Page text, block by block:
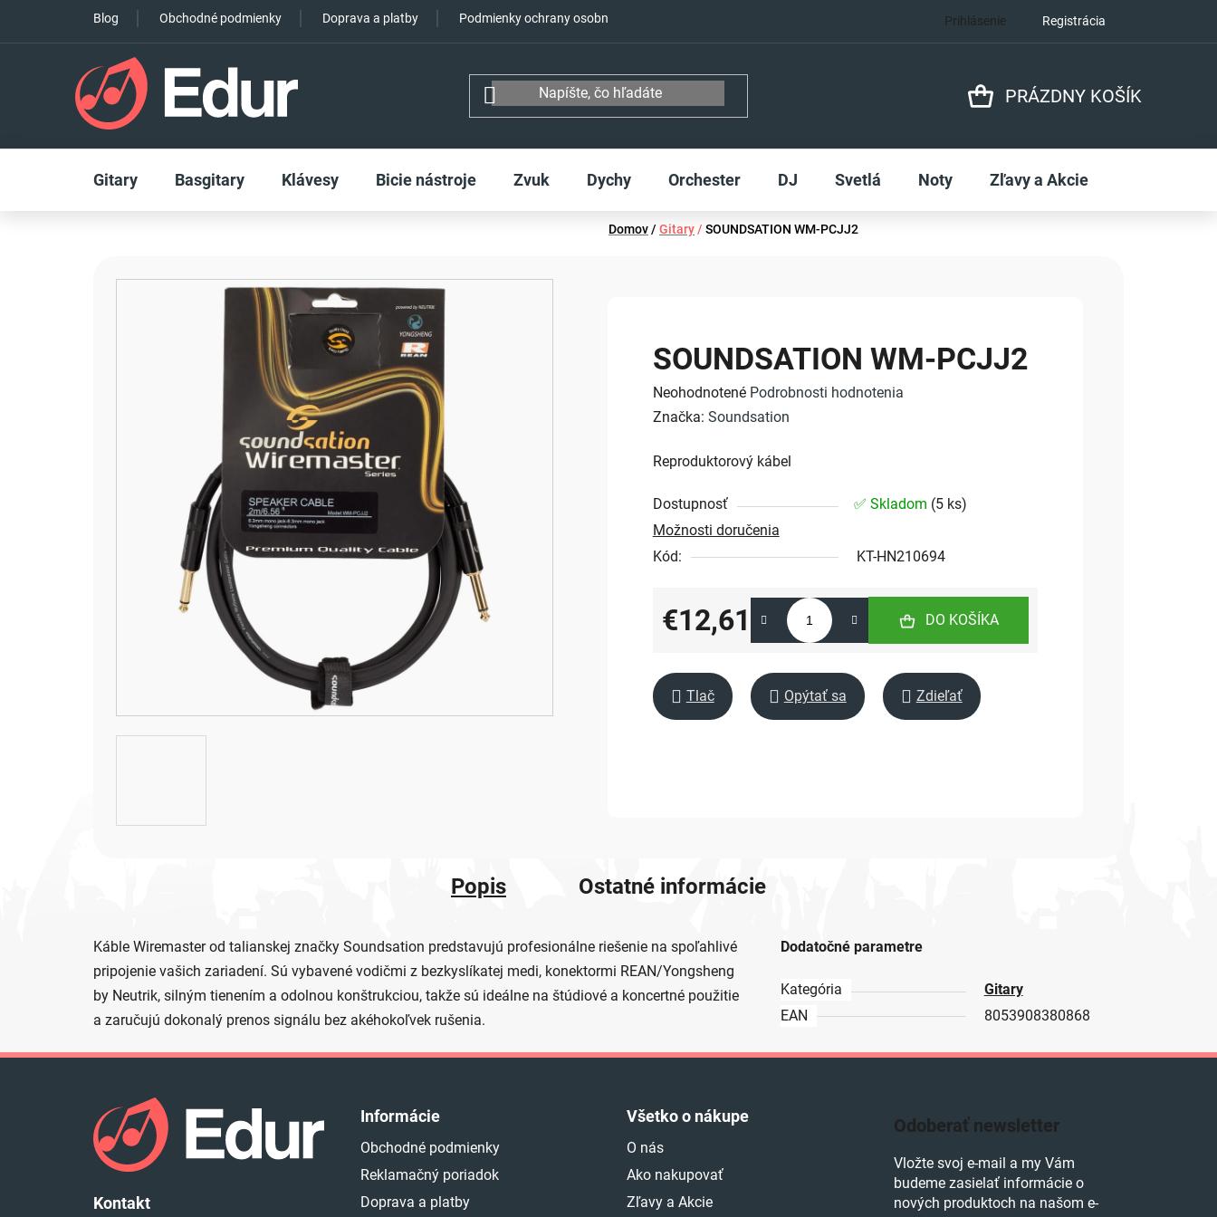
obsah
Blog Obchodné podmienky Doprava a platby Podmienky ochrany osobných údajov Prihlásenie Registrácia
PRÁZDNY KOŠÍK
Gitary Basgitary Klávesy Bicie nástroje Zvuk Dychy Orchester DJ Svetlá Noty Zľavy a Akcie
Domov/Gitary / SOUNDSATION WM-PCJJ2
SOUNDSATION WM-PCJJ2
Priemerné
hodnotenie
je
z
5
hviezdičiek.
Neohodnotené Podrobnosti hodnotenia
Značka: Soundsation
Reproduktorový kábel
Dostupnosť ✅ Skladom (5 ks)
Možnosti doručenia
Kód:
KT-HN210694
€12,61
Jednotková cena:
DO KOŠÍKA
Tlač Opýtať sa Zdieľať
Popis Ostatné informácie
Káble Wiremaster od talianskej značky Soundsation predstavujú profesionálne riešenie na spoľahlivé
pripojenie vašich zariadení. Sú vybavené vodičmi z bezkyslíkatej medi, konektormi REAN/Yongsheng
by Neutrik, silným tienením a odolnou konštrukciou, takže sú ideálne na štúdiové a koncertné použitie
a zaručujú dokonalý prenos signálu bez akéhokoľvek rušenia.
Dodatočné parametre
Kategória
Gitary
EAN
8053908380868
Kontakt
Informácie
Obchodné podmienky
Reklamačný poriadok
Doprava a platby
Všetko o nákupe
O nás
Ako nakupovať
Zľavy a Akcie
Odoberať newsletter
Vložte svoj e-mail a my Vám
budeme zasielať informácie o
nových produktoch na našom e-